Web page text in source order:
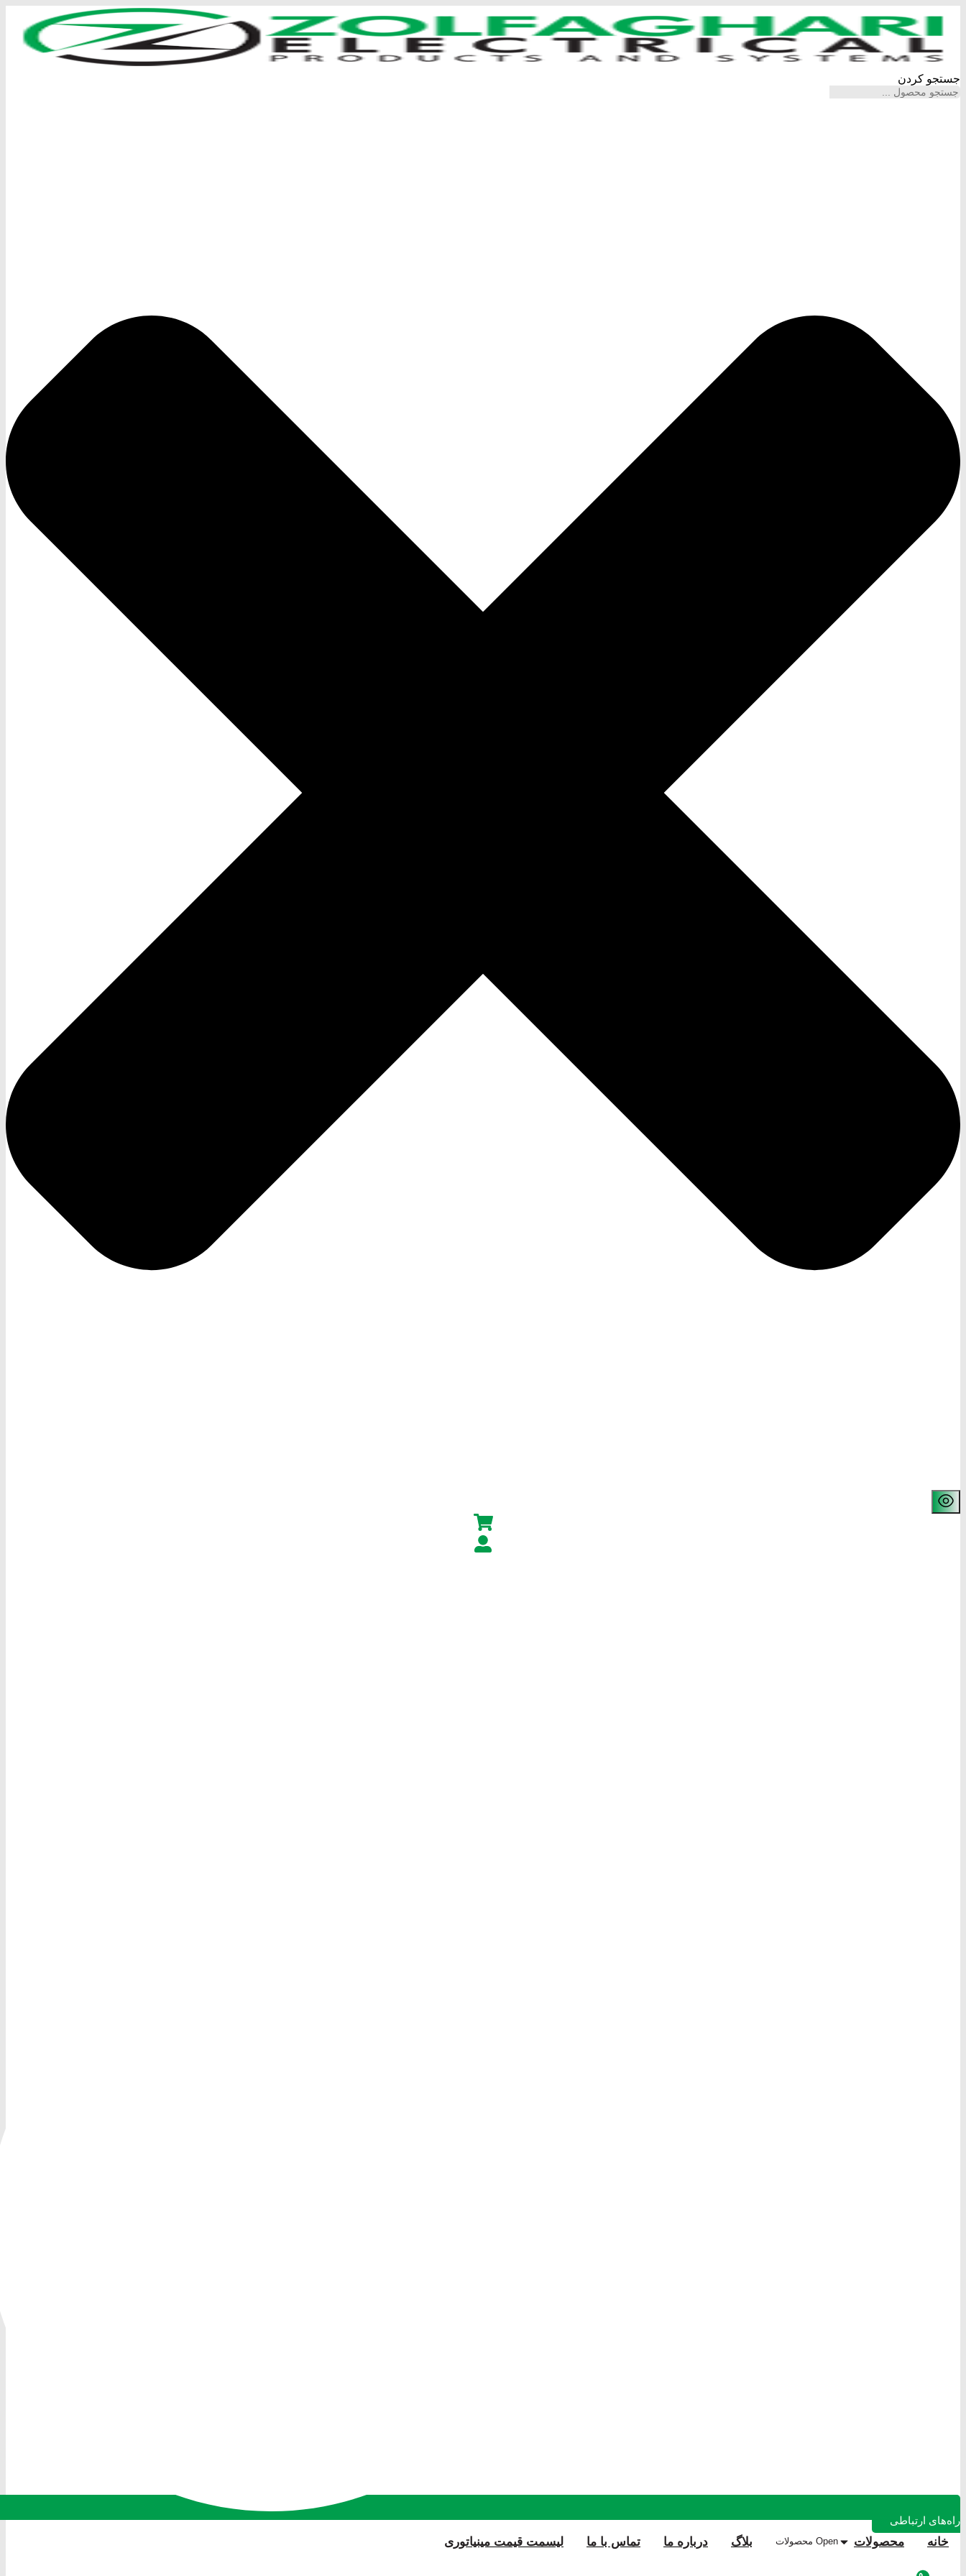
محتوا
جستجو کردن
راه‌های ارتباطی
خانه محصولات Open محصولات بلاگ درباره ما تماس با ما لیسمت قیمت مینیاتوری